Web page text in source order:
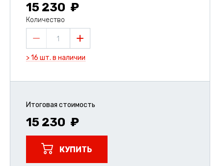
15 230
Количество
1
> 16 шт. в наличии
Итоговая стоимость
15 230
КУПИТЬ